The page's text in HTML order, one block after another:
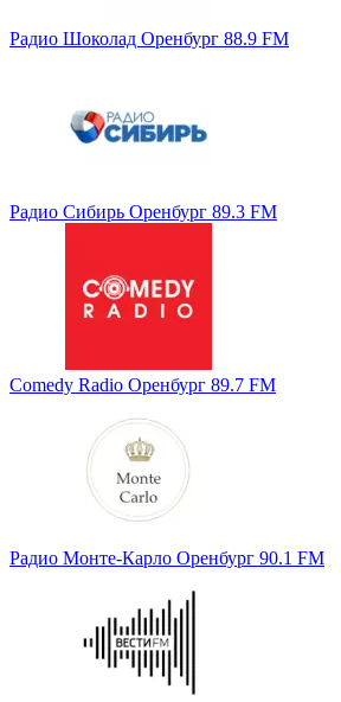
Радио Шоколад Оренбург 88.9 FM
Радио Сибирь Оренбург 89.3 FM
Comedy Radio Оренбург 89.7 FM
Радио Монте-Карло Оренбург 90.1 FM